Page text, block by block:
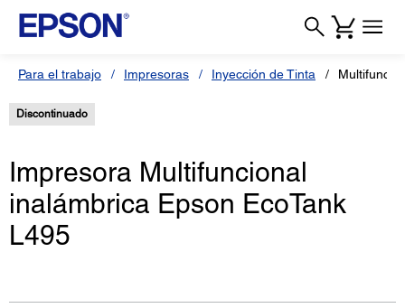
Para el trabajo Impresoras Inyección de Tinta
Discontinuado
Impresora Multifuncional
inalámbrica Epson EcoTank
L495